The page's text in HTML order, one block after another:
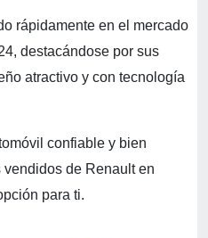
rápidamente en el mercado
destacándose por sus
atractivo y con tecnología
confiable y bien
de Renault en
para ti.